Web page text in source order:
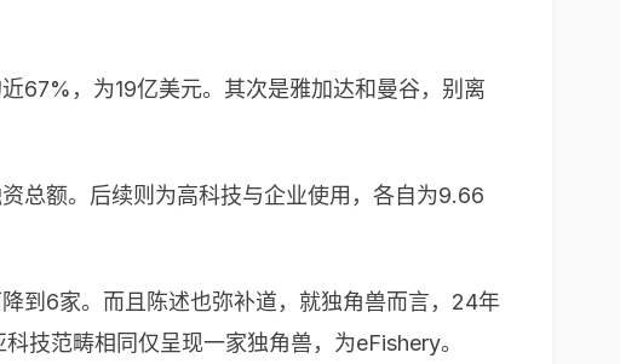
67%，为19亿美元。其次是雅加达和曼谷，别离
总额。后续则为高科技与企业使用，各自为9.66
到6家。而且陈述也弥补道，就独角兽而言，24年
范畴相同仅呈现一家独角兽，为eFishery。